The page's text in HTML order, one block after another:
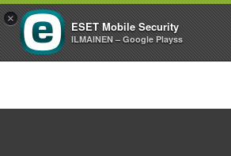
×
ESET Mobile Security
ILMAINEN – Google Playss